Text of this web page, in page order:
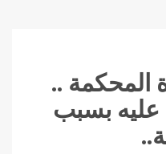
المحكمة ..
عليه بسبب